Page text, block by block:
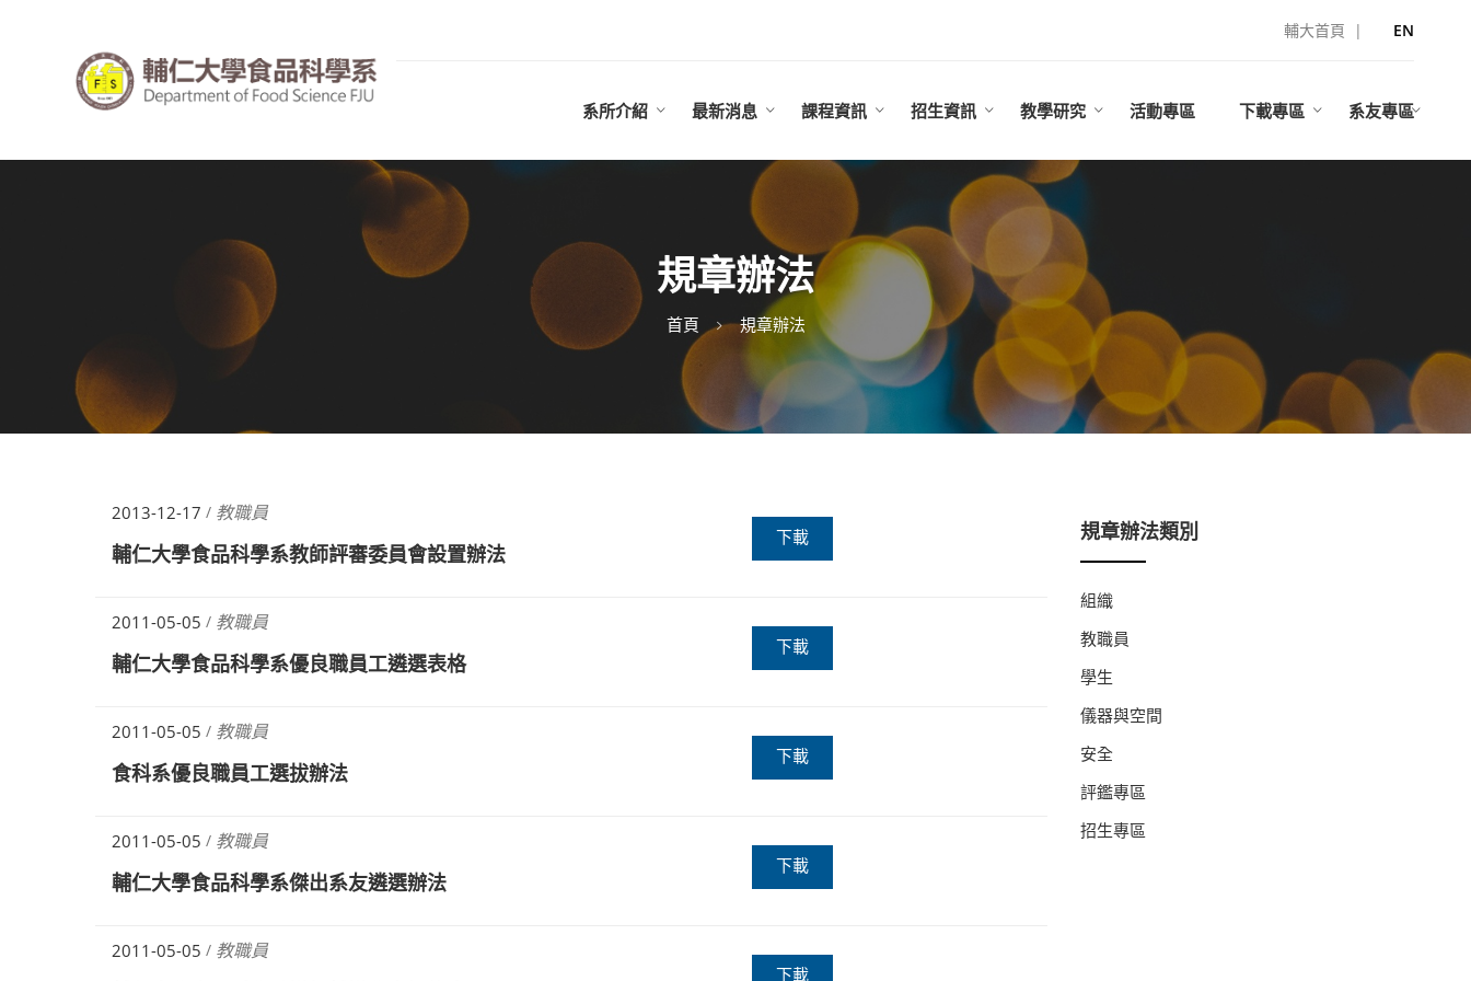
輔大首頁 | EN
系所介紹 最新消息 課程資訊 招生資訊 教學研究 活動專區 下載專區 系友專區
規章辦法
首頁 規章辦法
2013-12-17 / 教職員
輔仁大學食品科學系教師評審委員會設置辦法
下載
2011-05-05 / 教職員
輔仁大學食品科學系優良職員工遴選表格
下載
2011-05-05 / 教職員
食科系優良職員工選拔辦法
下載
2011-05-05 / 教職員
輔仁大學食品科學系傑出系友遴選辦法
下載
2011-05-05 / 教職員
下載
規章辦法類別
組織
教職員
學生
儀器與空間
安全
評鑑專區
招生專區